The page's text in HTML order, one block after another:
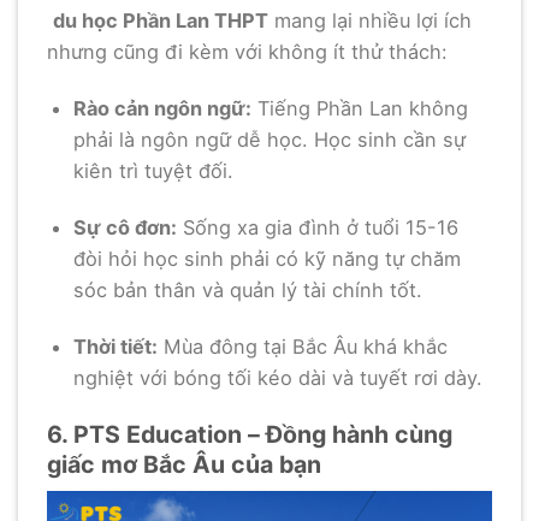
du học Phần Lan THPT mang lại nhiều lợi ích
nhưng cũng đi kèm với không ít thử thách:
Rào cản ngôn ngữ: Tiếng Phần Lan không
phải là ngôn ngữ dễ học. Học sinh cần sự
kiên trì tuyệt đối.
Sự cô đơn: Sống xa gia đình ở tuổi 15-16
đòi hỏi học sinh phải có kỹ năng tự chăm
sóc bản thân và quản lý tài chính tốt.
Thời tiết: Mùa đông tại Bắc Âu khá khắc
nghiệt với bóng tối kéo dài và tuyết rơi dày.
6. PTS Education – Đồng hành cùng
giấc mơ Bắc Âu của bạn